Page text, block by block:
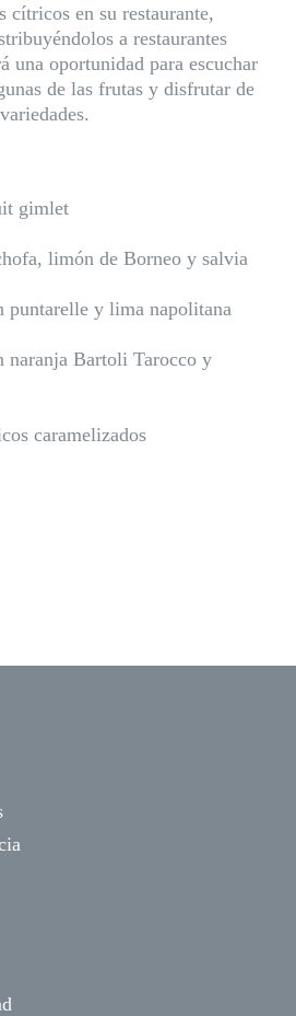
en su restaurante,
a restaurantes
una oportunidad para escuchar
de las frutas y disfrutar de
gimlet
limón de Borneo y salvia
puntarelle y lima napolitana
naranja Bartoli Tarocco y
caramelizados